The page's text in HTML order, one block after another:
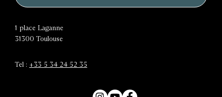
1 place Laganne
31300 Toulouse
Tel : +33 5 34 24 52 35